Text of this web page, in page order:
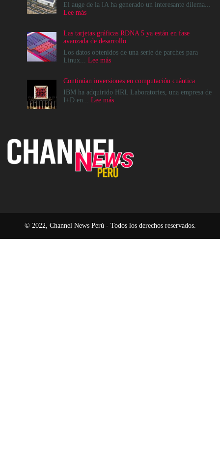
El auge de la IA ha generado un interesante dilema...
Lee más:
infraestructuras
de
IA
que
realmente
pueda
sostener
Las tarjetas gráficas RDNA 5 ya están en fase
avanzada de desarrollo
Los datos obtenidos de una serie de parches para
Linux... Lee más:
gráficas
RDNA
5
avanzada
desarrollo
Continúan inversiones en computación cuántica
IBM ha adquirido HRL Laboratories, una empresa de
I+D en... Lee más:
© 2022, Channel News Perú - Todos los derechos reservados.